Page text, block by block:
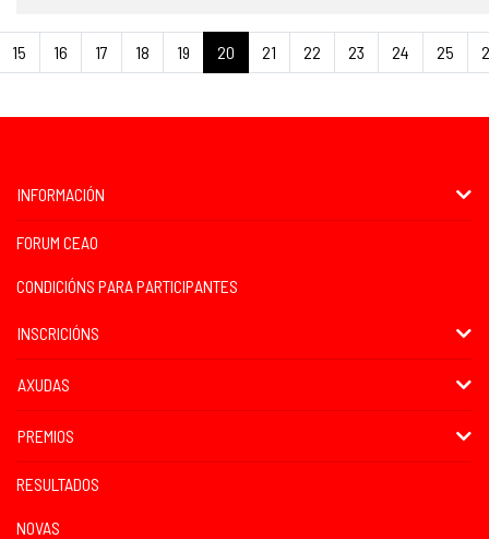
15 16 17 18 19 20 21 22 23 24 25
INFORMACIÓN
FORUM CEAO
CONDICIÓNS PARA PARTICIPANTES
INSCRICIÓNS
AXUDAS
PREMIOS
RESULTADOS
NOVAS